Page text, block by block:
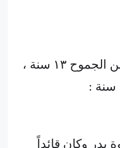
١٠- معاذ بن عمرو بن الجموح ١٣ سنة ،
بدر وكان قائداً